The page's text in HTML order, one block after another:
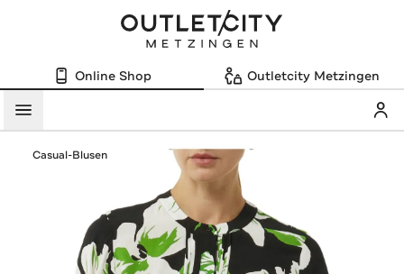
Online Shop Outletcity Metzingen
Menü
Casual-Blusen